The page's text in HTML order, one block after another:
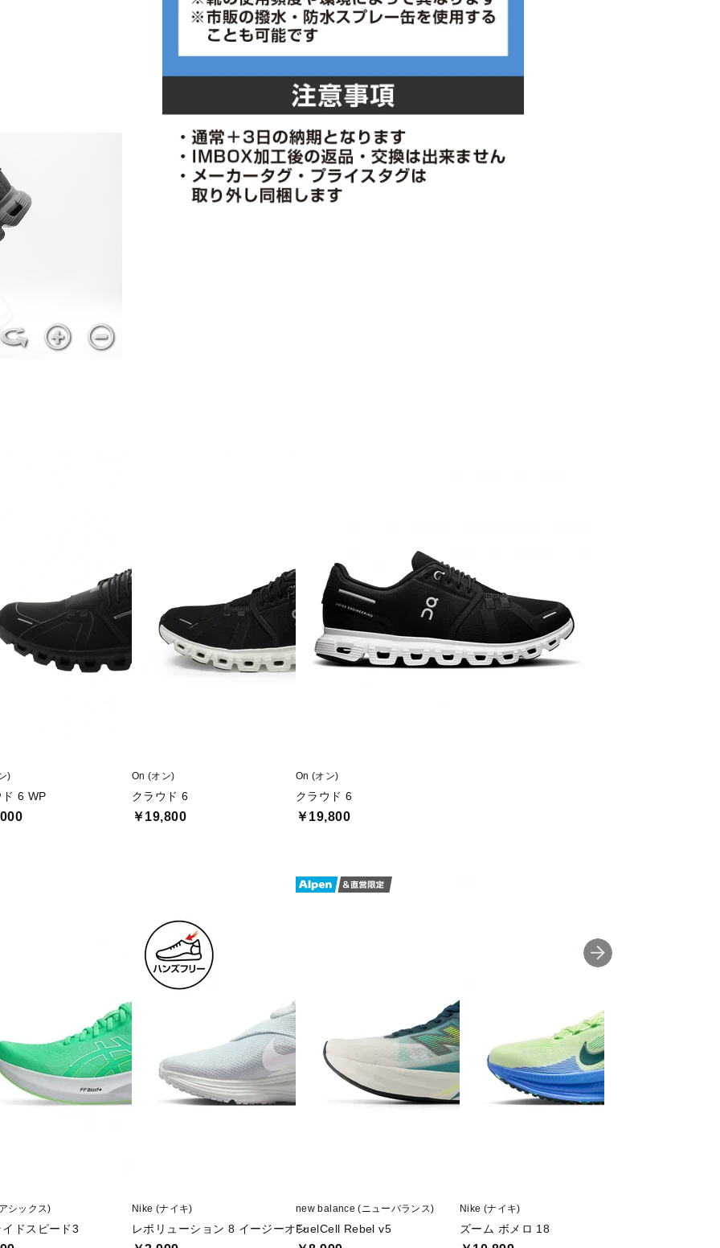
)
ド 6 WP
On (オン)
クラウド 6
￥19,800
On (オン)
クラウド 6
￥19,800
シックス)
ドスピード3
Nike (ナイキ)
レボリューション 8 イージーオン
new balance (ニューバランス)
FuelCell Rebel v5
Nike (ナイキ)
ズーム ボメロ 18